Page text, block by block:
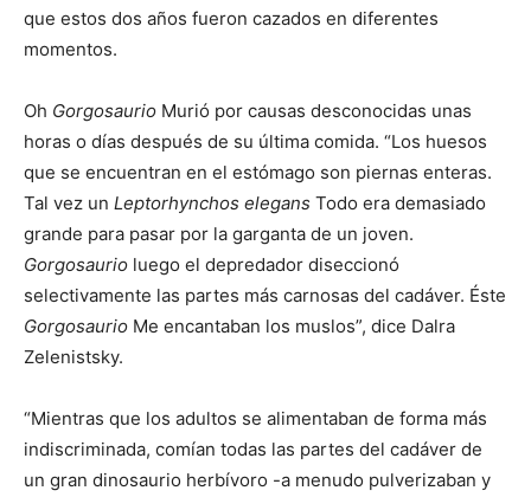
que estos dos años fueron cazados en diferentes
momentos.
Oh Gorgosaurio Murió por causas desconocidas unas
horas o días después de su última comida. “Los huesos
que se encuentran en el estómago son piernas enteras.
Tal vez un Leptorhynchos elegans Todo era demasiado
grande para pasar por la garganta de un joven.
Gorgosaurio luego el depredador diseccionó
selectivamente las partes más carnosas del cadáver. Éste
Gorgosaurio Me encantaban los muslos”, dice Dalra
Zelenistsky.
“Mientras que los adultos se alimentaban de forma más
indiscriminada, comían todas las partes del cadáver de
un gran dinosaurio herbívoro -a menudo pulverizaban y